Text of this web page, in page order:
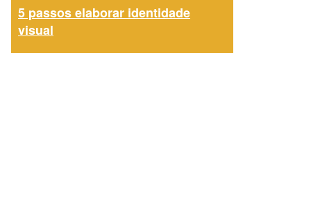
5 passos elaborar identidade
visual